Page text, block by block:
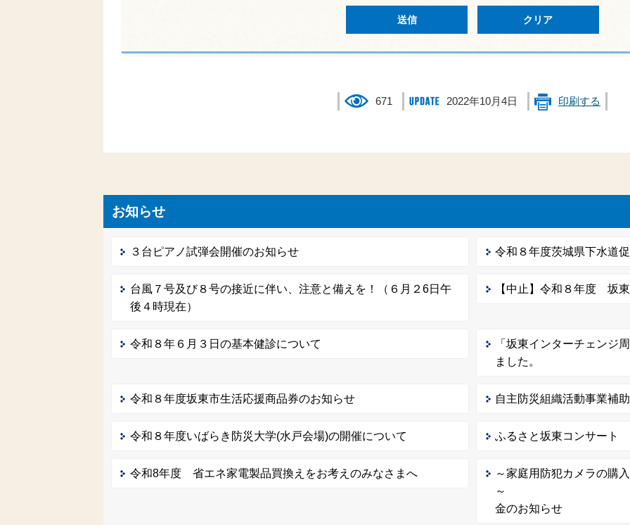
671 2022年10月4日 印刷する
お知らせ
３台ピアノ試弾会開催のお知らせ 令和８年度茨城県下水道
台風７号及び８号の接近に伴い、注意と備えを！（６月２6日午
後４時現在）
【中止】令和８年度 坂
令和８年６月３日の基本健診について
「坂東インターチェンジ
ました。
令和８年度坂東市生活応援商品券のお知らせ 自主防災組織活動事業補
令和８年度いばらき防災大学(水戸会場)の開催について ふるさと坂東コンサート
令和8年度 省エネ家電製品買換えをお考えのみなさまへ
～家庭用防犯カメラの購
～ 坂東市防
金のお知らせ